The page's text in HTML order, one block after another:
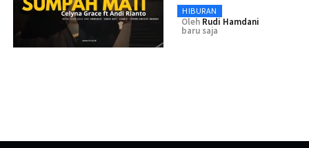
HIBURAN
Oleh Rudi Hamdani
baru saja